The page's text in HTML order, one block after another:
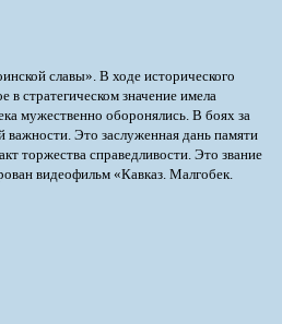
славы». В ходе исторического
стратегическом значение имела
мужественно оборонялись. В боях за
Это заслуженная дань памяти
торжества справедливости. Это звание
видеофильм «Кавказ. Малгобек.